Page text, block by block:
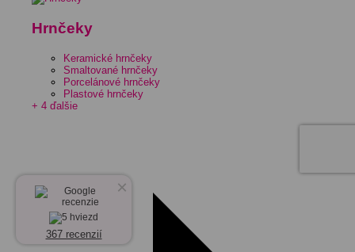
Hrnčeky
Keramické hrnčeky
Smaltované hrnčeky
Porcelánové hrnčeky
Plastové hrnčeky
+ 4 ďalšie
×
367 recenzií